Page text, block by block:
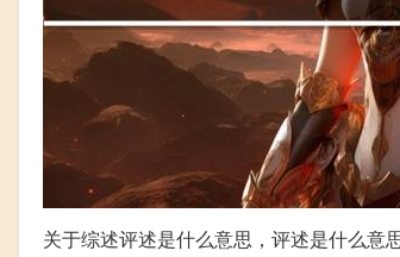
关于综述评述是什么意思，评述是什么意